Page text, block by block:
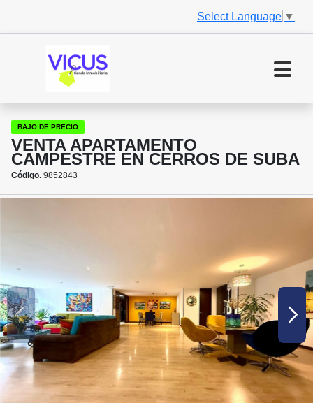
Select Language ▼
BAJO DE PRECIO
VENTA APARTAMENTO
CAMPESTRE EN CERROS DE SUBA
Código. 9852843